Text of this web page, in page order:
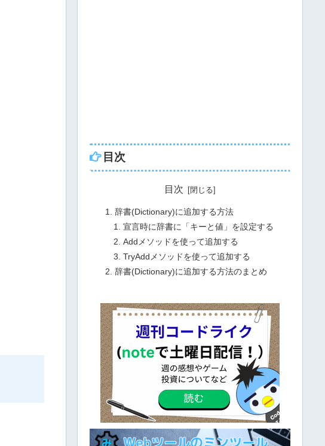
目次
目次
辞書(Dictionary)に追加する方法
宣言時に辞書に「キーと値」を設定する
Addメソッドを使って追加する
TryAddメソッドを使って追加する
辞書(Dictionary)に追加する方法のまとめ